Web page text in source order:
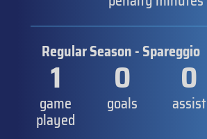
Regular Season - Spareggio
1
game
played
0
goals
0
assist